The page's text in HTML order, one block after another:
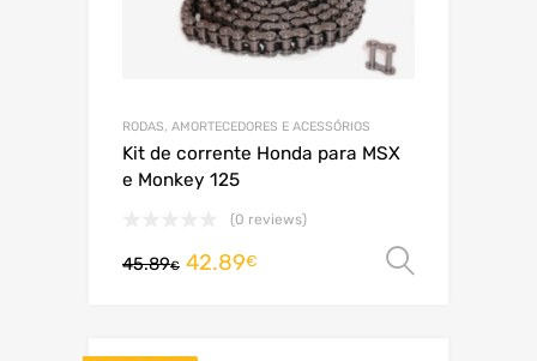
RODAS, AMORTECEDORES E ACESSÓRIOS
Kit de corrente Honda para MSX
e Monkey 125
(0 reviews)
45.89€ 42.89€